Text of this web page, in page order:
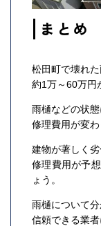
まとめ
松田町で壊れた
約1万～60万円
雨樋などの状態
修理費用が変わ
建物が著しく劣
修理費用が予
ょう。
雨樋について分
信頼できる業